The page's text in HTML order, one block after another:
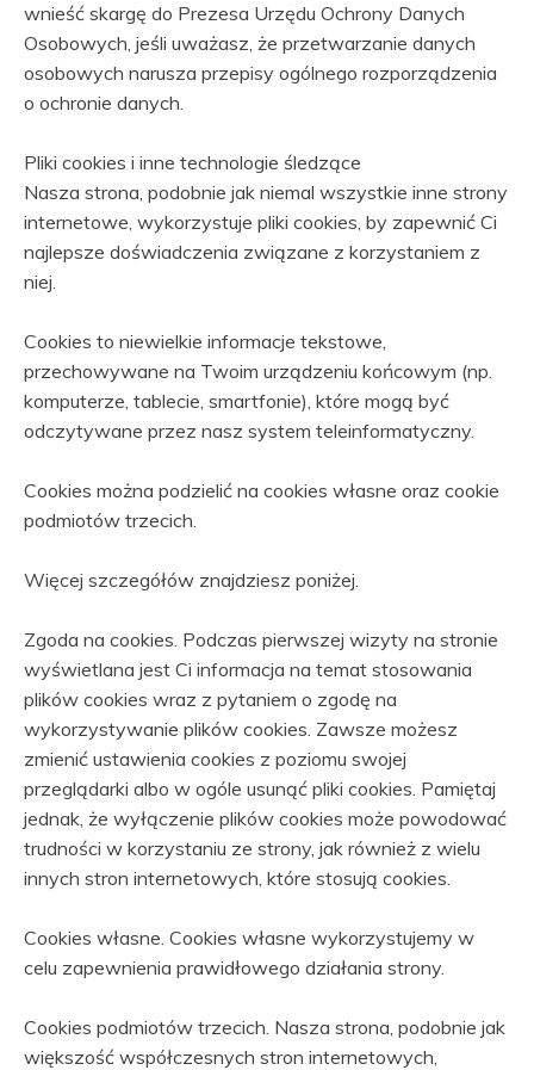
wnieść skargę do Prezesa Urzędu Ochrony Danych
Osobowych, jeśli uważasz, że przetwarzanie danych
osobowych narusza przepisy ogólnego rozporządzenia
o ochronie danych.
Pliki cookies i inne technologie śledzące
Nasza strona, podobnie jak niemal wszystkie inne strony
internetowe, wykorzystuje pliki cookies, by zapewnić Ci
najlepsze doświadczenia związane z korzystaniem z
niej.
Cookies to niewielkie informacje tekstowe,
przechowywane na Twoim urządzeniu końcowym (np.
komputerze, tablecie, smartfonie), które mogą być
odczytywane przez nasz system teleinformatyczny.
Cookies można podzielić na cookies własne oraz cookie
podmiotów trzecich.
Więcej szczegółów znajdziesz poniżej.
Zgoda na cookies. Podczas pierwszej wizyty na stronie
wyświetlana jest Ci informacja na temat stosowania
plików cookies wraz z pytaniem o zgodę na
wykorzystywanie plików cookies. Zawsze możesz
zmienić ustawienia cookies z poziomu swojej
przeglądarki albo w ogóle usunąć pliki cookies. Pamiętaj
jednak, że wyłączenie plików cookies może powodować
trudności w korzystaniu ze strony, jak również z wielu
innych stron internetowych, które stosują cookies.
Cookies własne. Cookies własne wykorzystujemy w
celu zapewnienia prawidłowego działania strony.
Cookies podmiotów trzecich. Nasza strona, podobnie jak
większość współczesnych stron internetowych,